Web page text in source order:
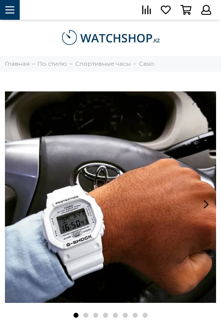
Главная По стилю Спортивные часы Casio